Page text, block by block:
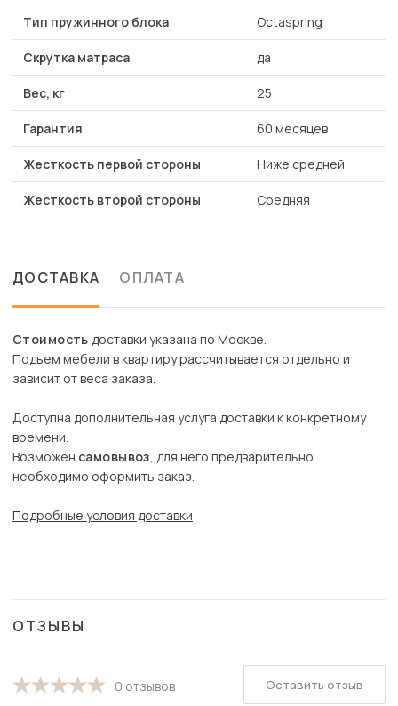
Тип пружинного блока Octaspring
Скрутка матраса да
Вес, кг 25
Гарантия 60 месяцев
Жесткость первой стороны Ниже средней
Жесткость второй стороны Средняя
ДОСТАВКА ОПЛАТА
Стоимость доставки указана по Москве.
Подъем мебели в квартиру рассчитывается отдельно и
зависит от веса заказа.
Доступна дополнительная услуга доставки к конкретному
времени.
Возможен самовывоз, для него предварительно
необходимо оформить заказ.
Подробные условия доставки
ОТЗЫВЫ
0 отзывов Оставить отзыв